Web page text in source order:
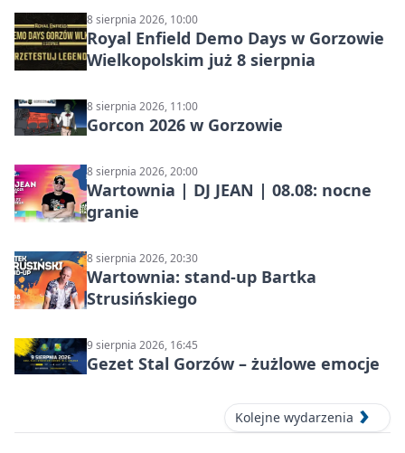
8 sierpnia 2026, 10:00
Royal Enfield Demo Days w Gorzowie
Wielkopolskim już 8 sierpnia
8 sierpnia 2026, 11:00
Gorcon 2026 w Gorzowie
8 sierpnia 2026, 20:00
Wartownia | DJ JEAN | 08.08: nocne
granie
8 sierpnia 2026, 20:30
Wartownia: stand-up Bartka
Strusińskiego
9 sierpnia 2026, 16:45
Gezet Stal Gorzów – żużlowe emocje
Kolejne wydarzenia